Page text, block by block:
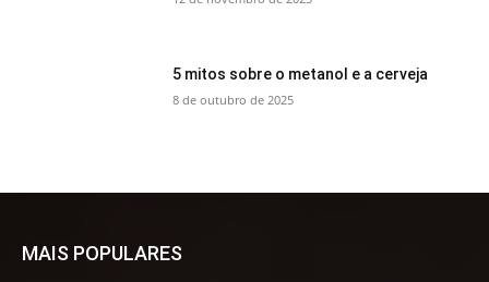
5 mitos sobre o metanol e a cerveja
8 de outubro de 2025
MAIS POPULARES